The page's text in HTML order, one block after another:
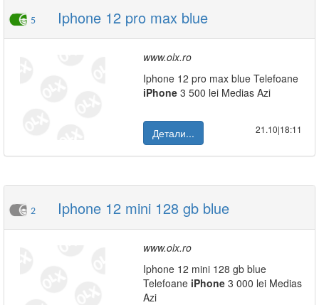
5 Iphone 12 pro max blue
www.olx.ro
Iphone 12 pro max blue Telefoane
iPhone 3 500 lei Medias Azi
Детали... 21.10|18:11
2 Iphone 12 mini 128 gb blue
www.olx.ro
Iphone 12 mini 128 gb blue
Telefoane iPhone 3 000 lei Medias
Azi